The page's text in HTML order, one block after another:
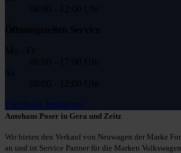
08:00 - 12:00 Uhr
Öffnungszeiten Service
Mo - Fr
08:00 - 17:00 Uhr
Sa
08:00 - 12:00 Uhr
Facebook Instagram
Autohaus Poser in Gera und Zeitz
Wir bieten den Verkauf von Neuwagen der Marke
an und ist Service Partner für die Marken